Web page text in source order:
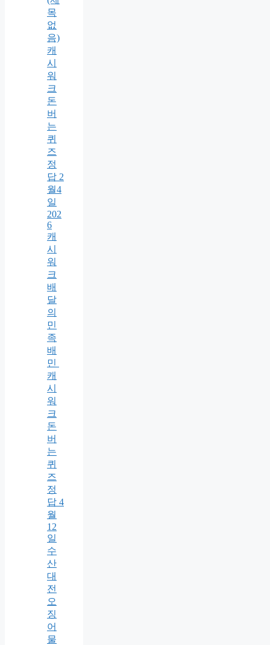
목
없
음)
캐
시
워
크
돈
버
는
퀴
즈
정
답 2
월4
일
202
6
캐
시
워
크
배
달
의
민
족
배
민
캐
시
워
크
돈
버
는
퀴
즈
정
답 4
월
12
일
수
산
대
전
오
징
어
물